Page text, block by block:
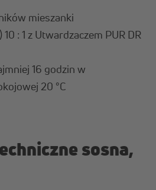
mieszanki
: 1 z Utwardzaczem PUR DR
16 godzin w
20 °C
sosna,